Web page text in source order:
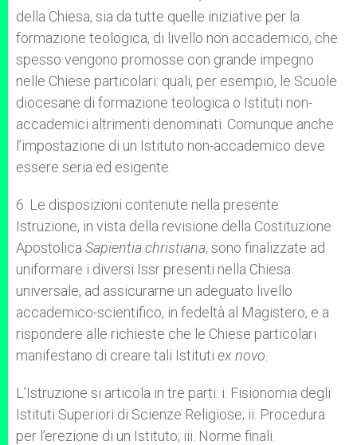
della Chiesa, sia da tutte quelle iniziative per la
formazione teologica, di livello non accademico, che
spesso vengono promosse con grande impegno
nelle Chiese particolari: quali, per esempio, le Scuole
diocesane di formazione teologica o Istituti non-
accademici altrimenti denominati. Comunque anche
l’impostazione di un Istituto non-accademico deve
essere seria ed esigente.
6. Le disposizioni contenute nella presente
Istruzione, in vista della revisione della Costituzione
Apostolica Sapientia christiana, sono finalizzate ad
uniformare i diversi Issr presenti nella Chiesa
universale, ad assicurarne un adeguato livello
accademico-scientifico, in fedeltà al Magistero, e a
rispondere alle richieste che le Chiese particolari
manifestano di creare tali Istituti ex novo
L’Istruzione si articola in tre parti: i. Fisionomia degli
Istituti Superiori di Scienze Religiose; ii. Procedura
per l’erezione di un Istituto; iii. Norme finali.